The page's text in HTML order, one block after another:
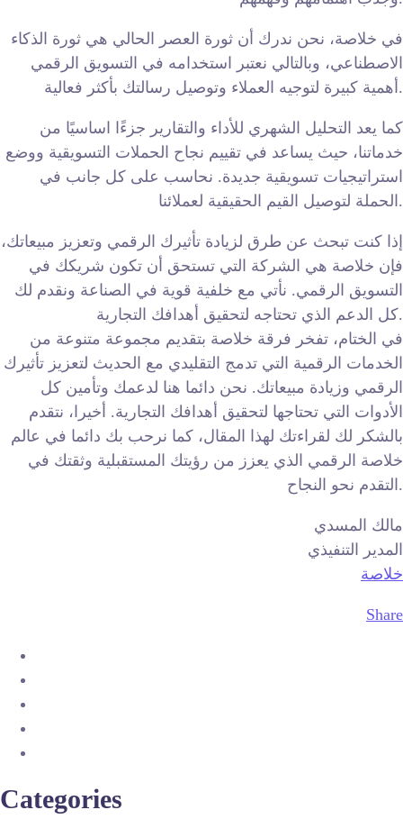
في خلاصة، نحن ندرك أن ثورة العصر الحالي هي ثورة الذكاء
الاصطناعي، وبالتالي نعتبر استخدامه في التسويق الرقمي
أهمية كبيرة لتوجيه العملاء وتوصيل رسالتك بأكثر فعالية.
كما يعد التحليل الشهري للأداء والتقارير جزءًا اساسيًا من
خدماتنا، حيث يساعد في تقييم نجاح الحملات التسويقية ووضع
استراتيجيات تسويقية جديدة. نحاسب على كل جانب في
الحملة لتوصيل القيم الحقيقية لعملائنا.
إذا كنت تبحث عن طرق لزيادة تأثيرك الرقمي وتعزيز مبيعاتك،
فإن خلاصة هي الشركة التي تستحق أن تكون شريكك في
التسويق الرقمي. نأتي مع خلفية قوية في الصناعة ونقدم لك
كل الدعم الذي تحتاجه لتحقيق أهدافك التجارية.
في الختام، تفخر فرقة خلاصة بتقديم مجموعة متنوعة من
الخدمات الرقمية التي تدمج التقليدي مع الحديث لتعزيز تأثيرك
الرقمي وزيادة مبيعاتك. نحن دائما هنا لدعمك وتأمين كل
الأدوات التي تحتاجها لتحقيق أهدافك التجارية. أخيرا، نتقدم
بالشكر لك لقراءتك لهذا المقال، كما نرحب بك دائما في عالم
خلاصة الرقمي الذي يعزز من رؤيتك المستقبلية وثقتك في
التقدم نحو النجاح.
مالك المسدي
المدير التنفيذي
خلاصة
Share
Categories